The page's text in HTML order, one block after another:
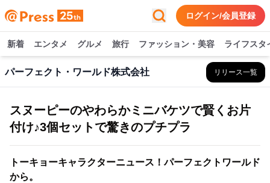
ログイン/会員登録
新着 エンタメ グルメ 旅行 ファッション・美容 ライフスタ
パーフェクト・ワールド株式会社 リリース一覧
スヌーピーのやわらかミニバケツで賢くお片
付け♪3個セットで驚きのプチプラ
トーキョーキャラクターニュース！パーフェクトワールド
から。